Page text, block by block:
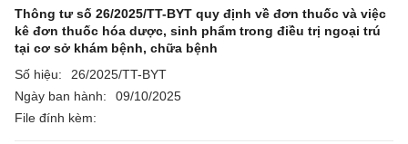
Thông tư số 26/2025/TT-BYT quy định về đơn thuốc và việc
kê đơn thuốc hóa dược, sinh phẩm trong điều trị ngoại trú
tại cơ sở khám bệnh, chữa bệnh
Số hiệu:
26/2025/TT-BYT
Ngày ban hành:
09/10/2025
File đính kèm: